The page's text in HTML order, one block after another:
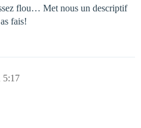
flou… Met nous un descriptif
fais!
5:17